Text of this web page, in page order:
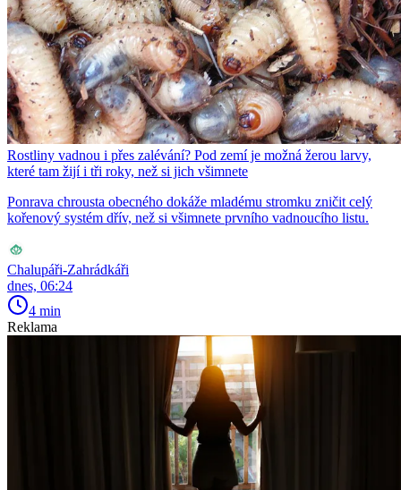
Rostliny vadnou i přes zalévání? Pod zemí je možná žerou larvy,
které tam žijí i tři roky, než si jich všimnete
Ponrava chrousta obecného dokáže mladému stromku zničit celý
kořenový systém dřív, než si všimnete prvního vadnoucího listu.
Chalupáři-Zahrádkáři
dnes, 06:24
4 min
Reklama